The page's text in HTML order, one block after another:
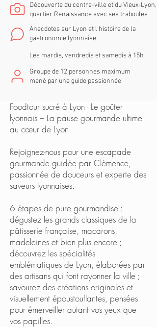
Découverte du centre-ville et du Vieux-Lyon,
quartier Renaissance avec ses traboules
Anecdotes sur Lyon et l'histoire de la
gastronomie lyonnaise
Groupe de 12 personnes maximum
mené par une guide passionnée
Les mardis, vendredis et samedis à 15h
Foodtour sucré à Lyon - Le goûter
lyonnais – La pause gourmande ultime
au cœur de Lyon.
Rejoignez-nous pour une escapade
gourmande guidée par Clémence,
passionnée de douceurs et experte des
saveurs lyonnaises.
6 étapes de pure gourmandise :
dégustez les grands classiques de la
pâtisserie française, macarons,
madeleines et bien plus encore ;
découvrez les spécialités
emblématiques de Lyon, élaborées par
des artisans qui font rayonner la ville ;
savourez des créations originales et
visuellement époustouflantes, pensées
pour émerveiller autant vos yeux que
vos papilles.